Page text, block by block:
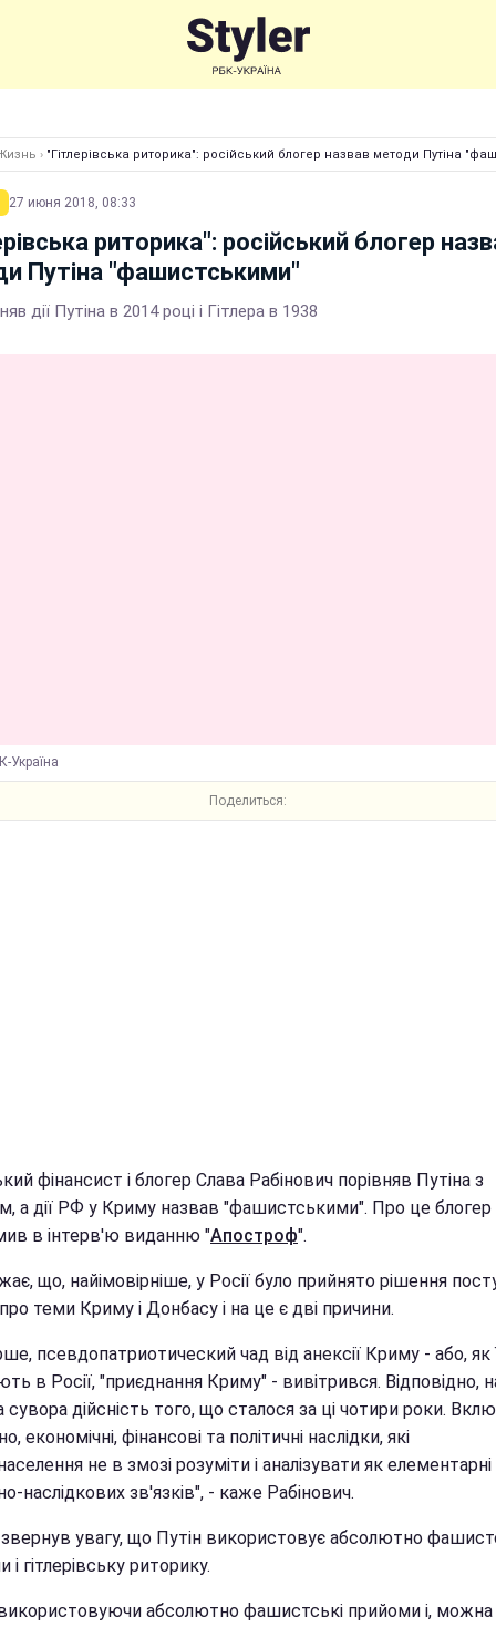
› "Гітлерівська риторика": російський блогер назвав методи Путіна
27 июня 2018, 08:33
риторика": російський блогер
Путіна "фашистськими"
дії Путіна в 2014 році і Гітлера в 1938
Україна
Поделиться:
фінансист і блогер Слава Рабінович порівняв Путіна з
а дії РФ у Криму назвав "фашистськими". Про це блогер
в інтерв'ю виданню "Апостроф".
що, найімовірніше, у Росії було прийнято рішення
теми Криму і Донбасу і на це є дві причини.
псевдопатриотический чад від анексії Криму - або, як
в Росії, "приєднання Криму" - вивітрився. Відповідно,
сувора дійсність того, що сталося за ці чотири роки.
економічні, фінансові та політичні наслідки, які
не в змозі розуміти і аналізувати як елементарні
наслідкових зв'язків", - каже Рабінович.
увагу, що Путін використовує абсолютно
і гітлерівську риторику.
абсолютно фашистські прийоми і, можна